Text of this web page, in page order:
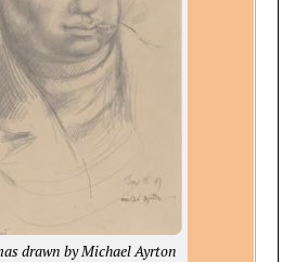
drawn by Michael Ayrton